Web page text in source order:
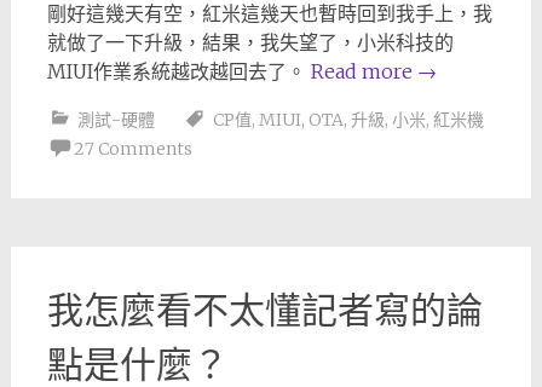
剛好這幾天有空，紅米這幾天也暫時回到我手上，我
就做了一下升級，結果，我失望了，小米科技的
MIUI作業系統越改越回去了。 Read more →
測試-硬體 CP值, MIUI, OTA, 升級, 小米, 紅米機
27 Comments
我怎麼看不太懂記者寫的論
點是什麼？